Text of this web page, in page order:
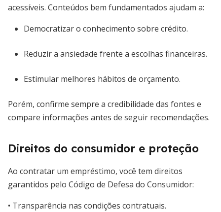
acessíveis. Conteúdos bem fundamentados ajudam a:
Democratizar o conhecimento sobre crédito.
Reduzir a ansiedade frente a escolhas financeiras.
Estimular melhores hábitos de orçamento.
Porém, confirme sempre a credibilidade das fontes e
compare informações antes de seguir recomendações.
Direitos do consumidor e proteção
Ao contratar um empréstimo, você tem direitos
garantidos pelo Código de Defesa do Consumidor:
• Transparência nas condições contratuais.